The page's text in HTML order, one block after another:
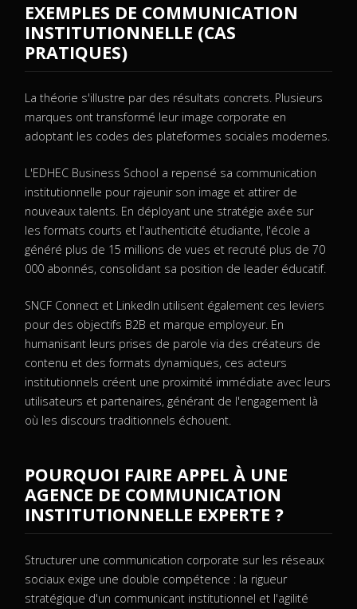
EXEMPLES DE COMMUNICATION
INSTITUTIONNELLE (CAS
PRATIQUES)
La théorie s'illustre par des résultats concrets. Plusieurs
marques ont transformé leur image corporate en
adoptant les codes des plateformes sociales modernes.
L'EDHEC Business School a repensé sa communication
institutionnelle pour rajeunir son image et attirer de
nouveaux talents. En déployant une stratégie axée sur
les formats courts et l'authenticité étudiante, l'école a
généré plus de 15 millions de vues et recruté plus de 70
000 abonnés, consolidant sa position de leader éducatif.
SNCF Connect et LinkedIn utilisent également ces leviers
pour des objectifs B2B et marque employeur. En
humanisant leurs prises de parole via des créateurs de
contenu et des formats dynamiques, ces acteurs
institutionnels créent une proximité immédiate avec leurs
utilisateurs et partenaires, générant de l'engagement là
où les discours traditionnels échouent.
POURQUOI FAIRE APPEL À UNE
AGENCE DE COMMUNICATION
INSTITUTIONNELLE EXPERTE ?
Structurer une communication corporate sur les réseaux
sociaux exige une double compétence : la rigueur
stratégique d'un communicant institutionnel et l'agilité